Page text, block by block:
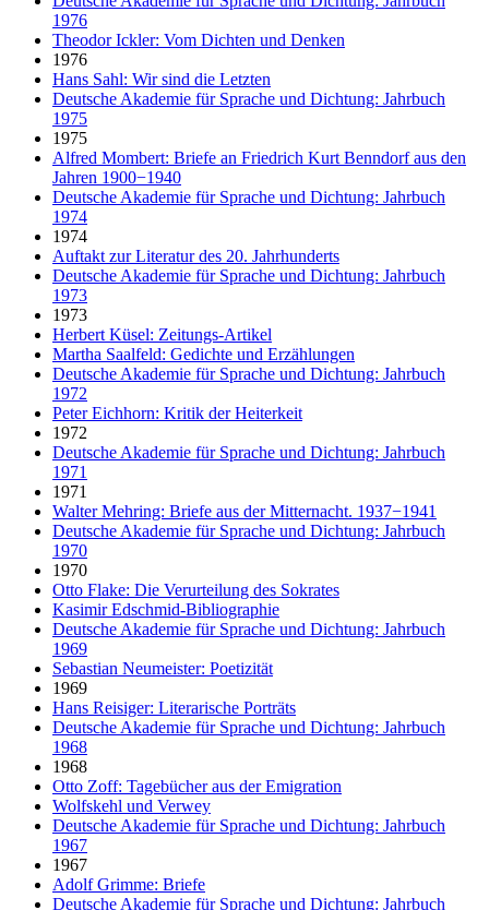
1976
Theodor Ickler: Vom Dichten und Denken
1976
Hans Sahl: Wir sind die Letzten
Deutsche Akademie für Sprache und Dichtung: Jahrbuch
1975
1975
Alfred Mombert: Briefe an Friedrich Kurt Benndorf aus den
Jahren 1900−1940
Deutsche Akademie für Sprache und Dichtung: Jahrbuch
1974
1974
Auftakt zur Literatur des 20. Jahrhunderts
Deutsche Akademie für Sprache und Dichtung: Jahrbuch
1973
1973
Herbert Küsel: Zeitungs-Artikel
Martha Saalfeld: Gedichte und Erzählungen
Deutsche Akademie für Sprache und Dichtung: Jahrbuch
1972
Peter Eichhorn: Kritik der Heiterkeit
1972
Deutsche Akademie für Sprache und Dichtung: Jahrbuch
1971
1971
Walter Mehring: Briefe aus der Mitternacht. 1937−1941
Deutsche Akademie für Sprache und Dichtung: Jahrbuch
1970
1970
Otto Flake: Die Verurteilung des Sokrates
Kasimir Edschmid-Bibliographie
Deutsche Akademie für Sprache und Dichtung: Jahrbuch
1969
Sebastian Neumeister: Poetizität
1969
Hans Reisiger: Literarische Porträts
Deutsche Akademie für Sprache und Dichtung: Jahrbuch
1968
1968
Otto Zoff: Tagebücher aus der Emigration
Wolfskehl und Verwey
Deutsche Akademie für Sprache und Dichtung: Jahrbuch
1967
1967
Adolf Grimme: Briefe
Deutsche Akademie für Sprache und Dichtung: Jahrbuch